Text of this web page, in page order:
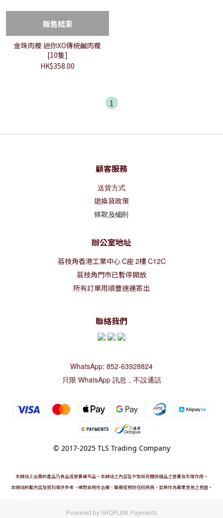
販售結束
金珠肉糭 迷你XO傳統鹹肉糭
[10隻]
HK$358.00
1
顧客服務
送貨方式
退換貨政策
條款及細則
辦公室地址
荔枝角香港工業中心C座2樓C12C
荔枝角門市已暫停開放
所有訂單用順豐速運寄出
聯絡我們
WhatsApp: 852-63928824
只限 WhatsApp 訊息，不設通話
© 2017-2025 TLS Trading Company
本網站上出售的產品乃食品或營養補充品。本網站之內容旨在告知有關保健品之營養及生理作用。
本網站所載內容及資料僅供參考，絕對非用作治療、醫療或預防任何疾病，並無作為專業意見之意圖。
Powered by SHOPLINE Payments